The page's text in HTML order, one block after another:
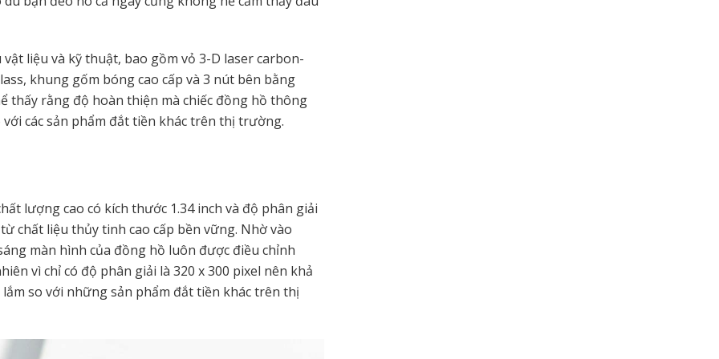
liệu và kỹ thuật, bao gồm vỏ 3-D laser carbon-
khung gốm bóng cao cấp và 3 nút bên bằng
thấy rằng độ hoàn thiện mà chiếc đồng hồ thông
các sản phẩm đắt tiền khác trên thị trường.
lượng cao có kích thước 1.34 inch và độ phân giải
chất liệu thủy tinh cao cấp bền vững. Nhờ vào
màn hình của đồng hồ luôn được điều chỉnh
vì chỉ có độ phân giải là 320 x 300 pixel nên khả
so với những sản phẩm đắt tiền khác trên thị